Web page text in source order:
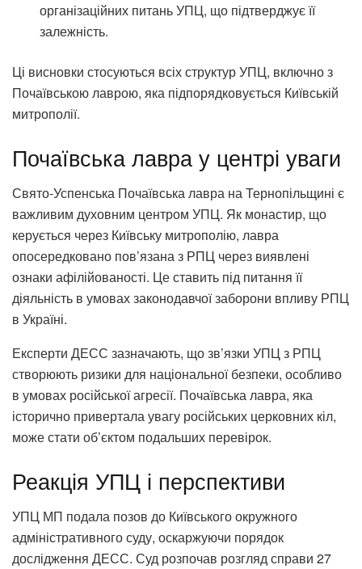
організаційних питань УПЦ, що підтверджує її
залежність.
Ці висновки стосуються всіх структур УПЦ, включно з
Почаївською лаврою, яка підпорядковується Київській
митрополії.
Почаївська лавра у центрі уваги
Свято-Успенська Почаївська лавра на Тернопільщині є
важливим духовним центром УПЦ. Як монастир, що
керується через Київську митрополію, лавра
опосередковано пов’язана з РПЦ через виявлені
ознаки афілійованості. Це ставить під питання її
діяльність в умовах законодавчої заборони впливу РПЦ
в Україні.
Експерти ДЕСС зазначають, що зв’язки УПЦ з РПЦ
створюють ризики для національної безпеки, особливо
в умовах російської агресії. Почаївська лавра, яка
історично привертала увагу російських церковних кіл,
може стати об’єктом подальших перевірок.
Реакція УПЦ і перспективи
УПЦ МП подала позов до Київського окружного
адміністративного суду, оскаржуючи порядок
дослідження ДЕСС. Суд розпочав розгляд справи 27